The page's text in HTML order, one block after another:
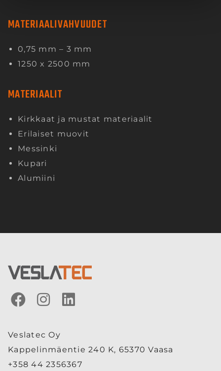
MATERIAALIVAHVUUDET
0,75 mm – 3 mm
1250 x 2500 mm
MATERIAALIT
Kirkkaat ja mustat materiaalit
Erilaiset muovit
Messinki
Kupari
Alumiini
Veslatec Oy
Kappelinmäentie 240 K, 65370 Vaasa
+358 44 2356367